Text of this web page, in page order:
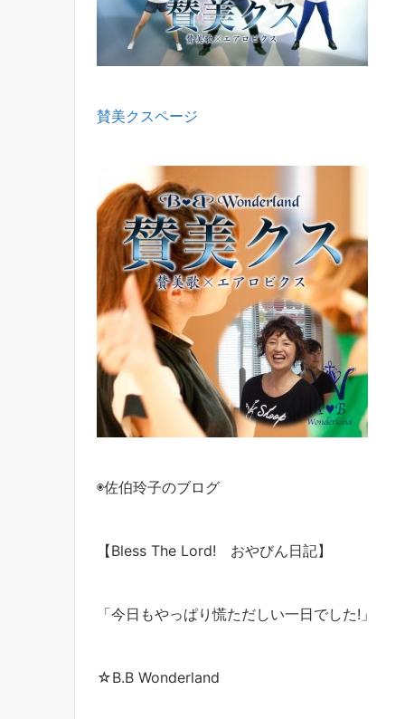
賛美クスページ
◉佐伯玲子のブログ
【Bless The Lord! おやびん日記】
「今日もやっぱり慌ただしい一日でした!」
☆B.B Wonderland